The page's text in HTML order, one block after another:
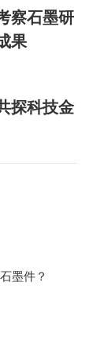
察石墨研
果
探科技金
墨件？